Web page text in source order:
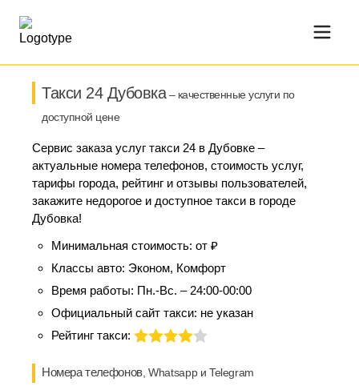
Такси 24 Дубовка– качественные услуги по
доступной цене
Сервис заказа услуг такси 24 в Дубовке –
актуальные номера телефонов, стоимость услуг,
тарифы города, рейтинг и отзывы пользователей,
закажите недорогое и доступное такси в городе
Дубовка!
Минимальная стоимость: от ₽
Классы авто: Эконом, Комфорт
Время работы: Пн.-Вс. – 24:00-00:00
Официальный сайт такси: не указан
Рейтинг такси:
Номера телефонов, Whatsapp и Telegram